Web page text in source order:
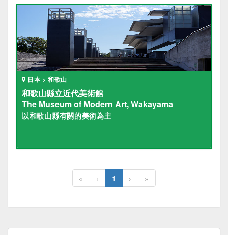
日本 > 和歌山
和歌山縣立近代美術館
The Museum of Modern Art, Wakayama
以和歌山縣有關的美術為主
« ‹ 1 › »